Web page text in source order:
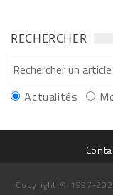
RECHERCHER
Actualités
Copyright © 1997-